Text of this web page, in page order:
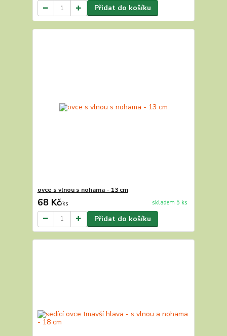
Přidat do košíku
ovce s vlnou s nohama - 13 cm
68 Kč/ks skladem 5 ks
Přidat do košíku